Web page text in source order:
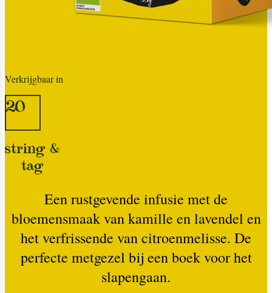
Verkrijgbaar in
20
string &
tag
Een rustgevende infusie met de
bloemensmaak van kamille en lavendel en
het verfrissende van citroenmelisse. De
perfecte metgezel bij een boek voor het
slapengaan.